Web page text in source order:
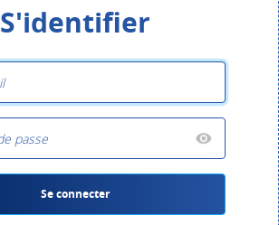
S'identifier
Se connecter